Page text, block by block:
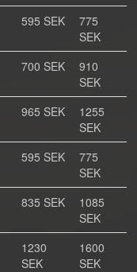
595 SEK
775
SEK
700 SEK
910
SEK
965 SEK
1255
SEK
595 SEK
775
SEK
835 SEK
1085
SEK
1230
SEK
1600
SEK